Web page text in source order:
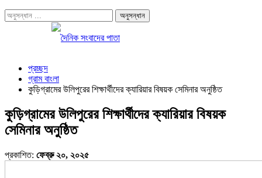
প্রচ্ছদ
গ্রাম বাংলা
কুড়িগ্রামের উলিপুরের শিক্ষার্থীদের ক্যারিয়ার বিষয়ক সেমিনার অনুষ্ঠিত
কুড়িগ্রামের উলিপুরের শিক্ষার্থীদের ক্যারিয়ার বিষয়ক
সেমিনার অনুষ্ঠিত
প্রকাশিত: ফেব্রু ২০, ২০২৫